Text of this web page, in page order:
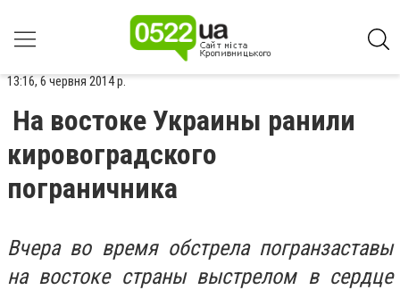
13:16, 6 червня 2014 р.
На востоке Украины ранили
кировоградского
пограничника
Вчера во время обстрела погранзаставы
на востоке страны выстрелом в сердце